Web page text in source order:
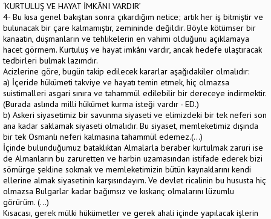
‘KURTULUŞ VE HAYAT İMKÂNI VARDIR’
4- Bu kısa genel bakıştan sonra çıkardığım netice; artık her iş bitmiştir ve
bulunacak bir çare kalmamıştır, zemininde değildir. Böyle kötümser bir
kanaatin, düşmanların ve tehlikelerin en vahimi olduğunu açıklamaya
hacet görmem. Kurtuluş ve hayat imkânı vardır, ancak hedefe ulaştıracak
tedbirleri bulmak lazımdır.
Acizlerine göre, bugün takip edilecek kararlar aşağıdakiler olmalıdır:
a) İçeride hükümeti takviye ve hayatı temin etmek, hiç olmazsa
suistimalleri asgari sınıra ve tahammül edilebilir bir dereceye indirmektir.
(Burada aslında milli hükümet kurma isteği vardır - ED.)
b) Askeri siyasetimiz bir savunma siyaseti ve elimizdeki bir tek neferi son
ana kadar saklamak siyaseti olmalıdır. Bu siyaset, memleketimiz dışında
bir tek Osmanlı neferi kalmasına tahammül edemez.(...)
İçinde bulunduğumuz bataklıktan Almalarla beraber kurtulmak zaruri ise
de Almanların bu zaruretten ve harbin uzamasından istifade ederek bizi
sömürge şekline sokmak ve memleketimizin bütün kaynaklarını kendi
ellerine almak siyasetinin karşısındayım. Ve devlet ricalinin bu hususta hiç
olmazsa Bulgarlar kadar bağımsız ve kıskanç olmalarını lüzumlu
görürüm. (…)
Kısacası, gerek mülki hükümetler ve gerek ahali içinde yapılacak işlerin